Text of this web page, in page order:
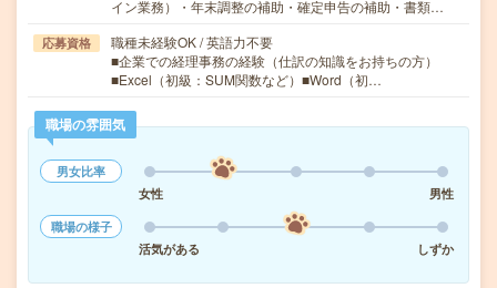
イン業務）・年末調整の補助・確定申告の補助・書類…
応募資格
職種未経験OK / 英語力不要
■企業での経理事務の経験（仕訳の知識をお持ちの方）
■Excel（初級：SUM関数など）■Word（初…
職場の雰囲気
男女比率
女性
男性
職場の様子
活気がある
しずか